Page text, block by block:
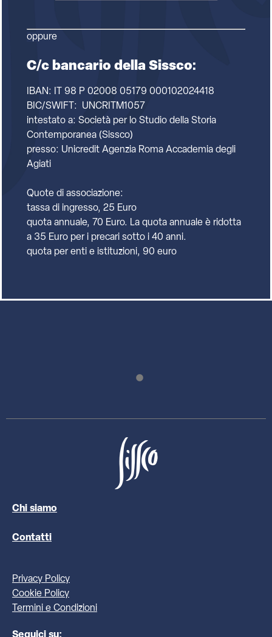
oppure
C/c bancario della Sissco:
IBAN: IT 98 P 02008 05179 000102024418
BIC/SWIFT: UNCRITM1057
intestato a: Società per lo Studio della Storia
Contemporanea (Sissco)
presso: Unicredit Agenzia Roma Accademia degli
Agiati
Quote di associazione:
tassa di ingresso, 25 Euro
quota annuale, 70 Euro. La quota annuale è ridotta
a 35 Euro per i precari sotto i 40 anni.
quota per enti e istituzioni, 90 euro
Chi siamo
Contatti
Privacy Policy
Cookie Policy
Termini e Condizioni